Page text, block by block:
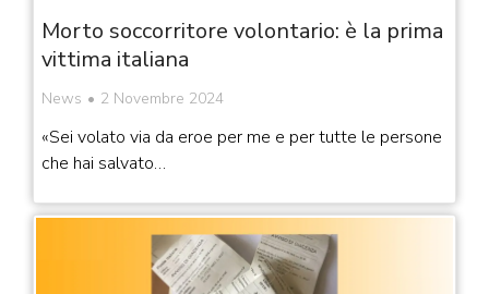
Morto soccorritore volontario: è la prima
vittima italiana
News 2 Novembre 2024
«Sei volato via da eroe per me e per tutte le persone
che hai salvato…